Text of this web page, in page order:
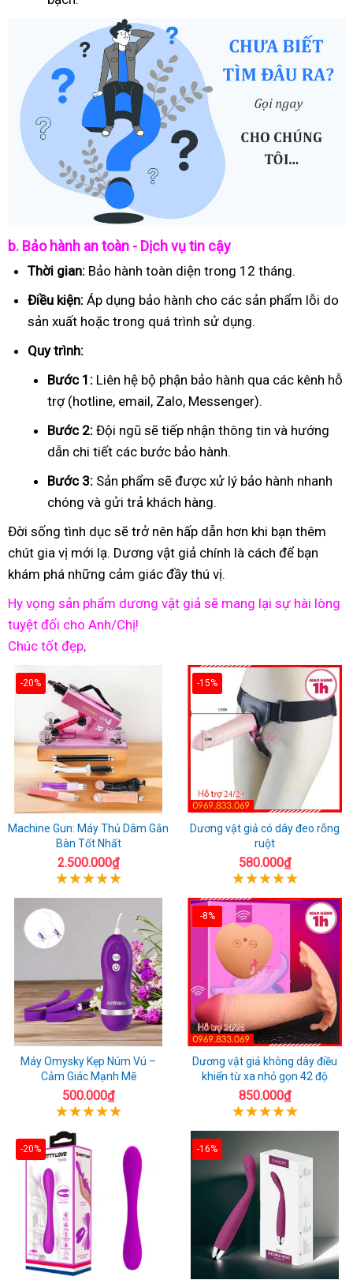
b. Bảo hành an toàn - Dịch vụ tin cậy
Thời gian: Bảo hành toàn diện trong 12 tháng.
Điều kiện: Áp dụng bảo hành cho các sản phẩm lỗi do
sản xuất hoặc trong quá trình sử dụng.
Quy trình:
Bước 1: Liên hệ bộ phận bảo hành qua các kênh hỗ
trợ (hotline, email, Zalo, Messenger).
Bước 2: Đội ngũ sẽ tiếp nhận thông tin và hướng
dẫn chi tiết các bước bảo hành.
Bước 3: Sản phẩm sẽ được xử lý bảo hành nhanh
chóng và gửi trả khách hàng.
Đời sống tình dục sẽ trở nên hấp dẫn hơn khi bạn thêm
chút gia vị mới lạ. Dương vật giả chính là cách để bạn
khám phá những cảm giác đầy thú vị.
Hy vọng sản phẩm dương vật giả sẽ mang lại sự hài lòng
tuyệt đối cho Anh/Chị!
Chúc tốt đẹp,
-20%
Machine Gun: Máy Thủ Dâm Gắn
Bàn Tốt Nhất
2.500.000₫
-15%
Dương vật giả có dây đeo rỗng
ruột
580.000₫
Máy Omysky Kẹp Núm Vú –
Cảm Giác Mạnh Mẽ
500.000₫
-8%
Dương vật giả không dây điều
khiển từ xa nhỏ gọn 42 độ
850.000₫
-20% -16%